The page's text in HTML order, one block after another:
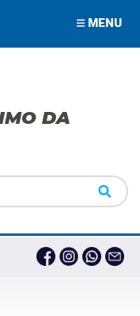
MENU
DA